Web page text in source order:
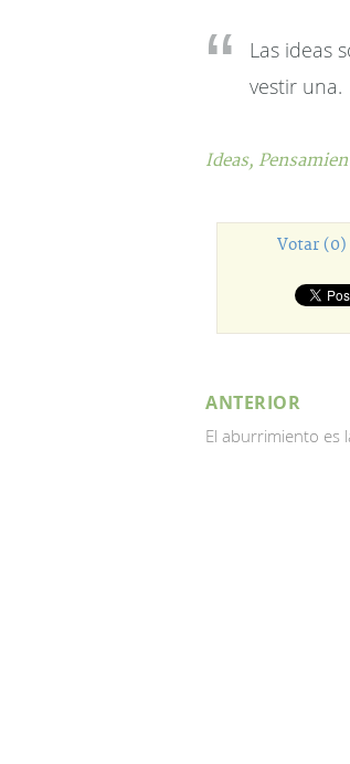
Las ideas
vestir una.
Ideas,
Votar (0)
ANTERIOR
El aburrimiento es